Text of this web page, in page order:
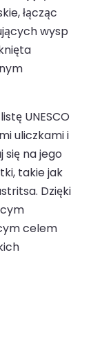
łącząc
wysp
UNESCO
uliczkami i
na jego
takie jak
Dzięki
celem